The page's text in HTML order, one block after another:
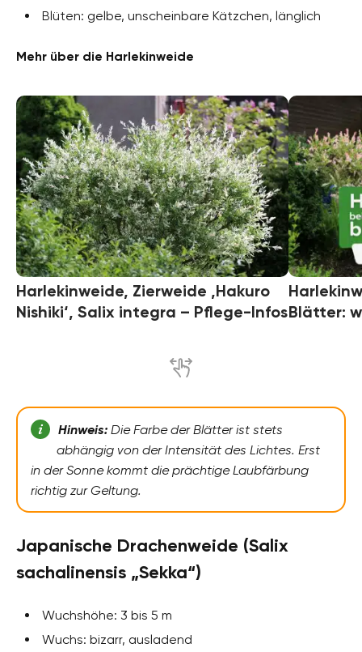
Blüten: gelbe, unscheinbare Kätzchen, länglich
Mehr über die Harlekinweide
Harlekinweide, Zierweide ‚Hakuro
Nishiki‘, Salix integra – Pflege-InfosBlätter:
Hinweis:Die Farbe der Blätter ist stets
abhängig von der Intensität des Lichtes. Erst
in der Sonne kommt die prächtige Laubfärbung
richtig zur Geltung.
Japanische Drachenweide (Salix
sachalinensis „Sekka“)
Wuchshöhe: 3 bis 5 m
Wuchs: bizarr, ausladend